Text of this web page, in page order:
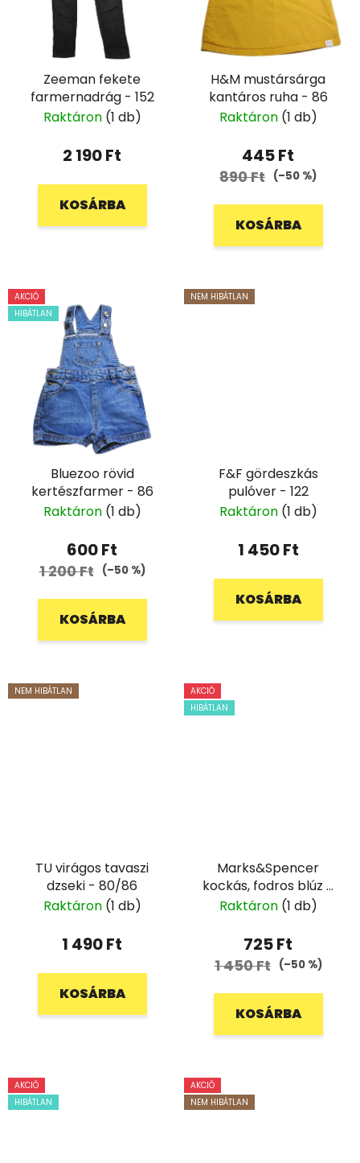
Zeeman fekete
farmernadrág - 152
Raktáron (1 db)
2 190 Ft
KOSÁRBA
H&M mustársárga
kantáros ruha - 86
Raktáron (1 db)
445 Ft
890 Ft (–50 %)
KOSÁRBA
AKCIÓ
HIBÁTLAN
Bluezoo rövid
kertészfarmer - 86
Raktáron (1 db)
600 Ft
1 200 Ft (–50 %)
KOSÁRBA
NEM HIBÁTLAN
F&F gördeszkás
pulóver - 122
Raktáron (1 db)
1 450 Ft
KOSÁRBA
NEM HIBÁTLAN
TU virágos tavaszi
dzseki - 80/86
Raktáron (1 db)
1 490 Ft
KOSÁRBA
AKCIÓ
HIBÁTLAN
Marks&Spencer
kockás, fodros blúz -
128
Raktáron (1 db)
725 Ft
1 450 Ft (–50 %)
KOSÁRBA
AKCIÓ
HIBÁTLAN
AKCIÓ
NEM HIBÁTLAN